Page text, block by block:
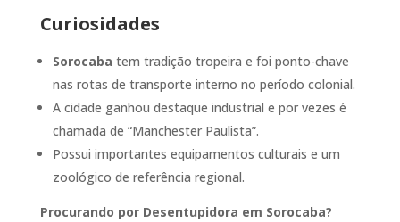
Curiosidades
Sorocaba tem tradição tropeira e foi ponto-chave
nas rotas de transporte interno no período colonial.
A cidade ganhou destaque industrial e por vezes é
chamada de “Manchester Paulista”.
Possui importantes equipamentos culturais e um
zoológico de referência regional.
Procurando por Desentupidora em Sorocaba?